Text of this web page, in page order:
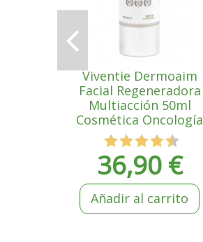
Viventie Dermoaim
Facial Regeneradora
Multiacción 50ml
Cosmética Oncología
36,90 €
Añadir al carrito